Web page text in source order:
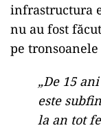
infrastructura
nu au fost
pe
„De 15
este
la an tot